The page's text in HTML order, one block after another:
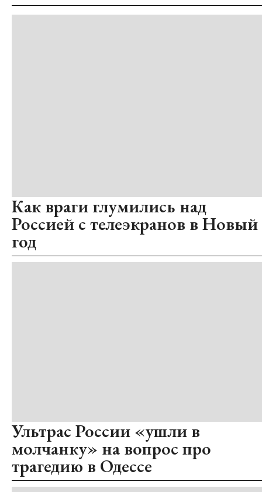
Как враги глумились над
Россией с телеэкранов в Новый
год
Ультрас России «ушли в
молчанку» на вопрос про
трагедию в Одессе